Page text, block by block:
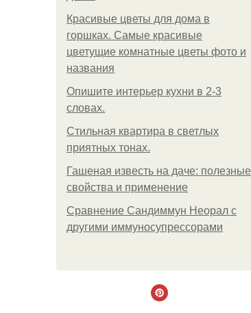
Красивые цветы для дома в
горшках. Самые красивые
цветущие комнатные цветы фото и
названия
Опишите интерьер кухни в 2-3
словах.
Стильная квартира в светлых
приятных тонах.
Гашеная известь на даче: полезные
свойства и применение
Сравнение Сандиммун Неорал с
другими иммуносупрессорами